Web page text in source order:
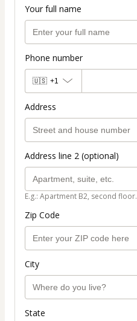
Your full name
Phone number
🇺🇸 +1
Address
Address line 2 (optional)
E.g.: Apartment B2, second floor.
Zip Code
City
State